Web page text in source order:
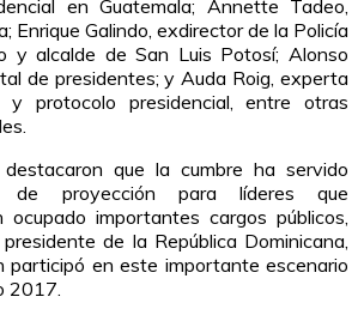
en Guatemala; Annette Tadeo,
Enrique Galindo, exdirector de la Policía
y alcalde de San Luis Potosí; Alonso
de presidentes; y Auda Roig, experta
y protocolo presidencial, entre otras
que la cumbre ha servido
de proyección para líderes que
ocupado importantes cargos públicos,
de la República Dominicana,
participó en este importante escenario
2017.